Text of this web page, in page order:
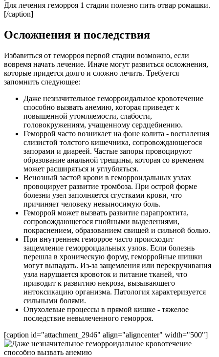
Для лечения геморроя 1 стадии полезно пить отвар ромашки.
[/caption]
Осложнения и последствия
Избавиться от геморроя первой стадии возможно, если
вовремя начать лечение. Иначе могут развиться осложнения,
которые придется долго и сложно лечить. Требуется
запомнить следующее:
Даже незначительное геморроидальное кровотечение
способно вызвать анемию, которая приведет к
повышенной утомляемости, слабости,
головокружениям, учащенному сердцебиению.
Геморрой часто возникает на фоне колита - воспаления
слизистой толстого кишечника, сопровождающегося
запорами и диареей. Частые запоры провоцируют
образование анальной трещины, которая со временем
может расширяться и углубляться.
Венозный застой крови в геморроидальных узлах
провоцирует развитие тромбоза. При острой форме
болезни узел заполняется сгустками крови, что
причиняет человеку невыносимую боль.
Геморрой может вызвать развитие парапроктита,
сопровождающегося гнойными выделениями,
покраснением, образованием свищей и сильной болью.
При внутреннем геморрое часто происходит
защемление геморроидальных узлов. Если болезнь
перешла в хроническую форму, геморройные шишки
могут выпадать. Из-за защемления или перекручивания
узла нарушается кровоток и питание тканей, что
приводит к развитию некроза, вызывающего
интоксикацию организма. Патология характеризуется
сильными болями.
Опухолевые процессы в прямой кишке - тяжелое
последствие невылеченного геморроя.
[caption id="attachment_2946" align="aligncenter" width="500"]